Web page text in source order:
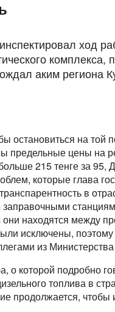
ход
аким региона
остановиться на той
предельные цены на
215 тенге за 95,
которые глава
в
они находятся между
исключены,
из
о которой подробно
топлива в
продолжается,